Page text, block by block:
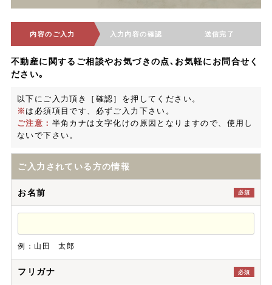
内容のご入力 入力内容の確認 送信完了
不動産に関するご相談やお気づきの点､お気軽にお問合せく
ださい｡
以下にご入力頂き［確認］を押してください。
※ は必須項目です、必ずご入力下さい。
ご注意： 半角カナは文字化けの原因となりますので、使用し
ないで下さい。
ご入力されている方の情報
お名前 必須
例：山田 太郎
フリガナ 必須